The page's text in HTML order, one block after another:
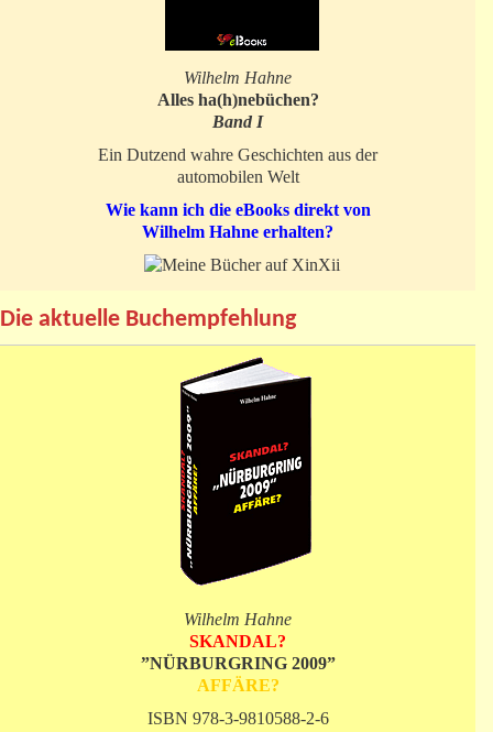
Wilhelm Hahne
Alles ha(h)nebüchen?
Band I
Ein Dutzend wahre Geschichten aus der
automobilen Welt
Wie kann ich die eBooks direkt von
Wilhelm Hahne erhalten?
Die aktuelle Buchempfehlung
Wilhelm Hahne
SKANDAL?
”NÜRBURGRING 2009”
AFFÄRE?
ISBN 978-3-9810588-2-6